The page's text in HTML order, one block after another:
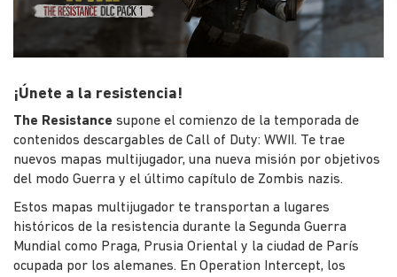
¡Únete a la resistencia!
The Resistance supone el comienzo de la temporada de
contenidos descargables de Call of Duty: WWII. Te trae
nuevos mapas multijugador, una nueva misión por objetivos
del modo Guerra y el último capítulo de Zombis nazis.
Estos mapas multijugador te transportan a lugares
históricos de la resistencia durante la Segunda Guerra
Mundial como Praga, Prusia Oriental y la ciudad de París
ocupada por los alemanes. En Operation Intercept, los